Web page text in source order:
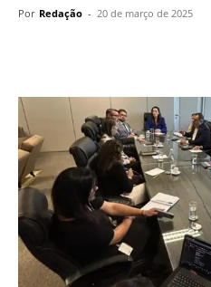
Por Redação - 20 de março de 2025